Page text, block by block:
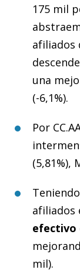
175 mil
afiliados
una
(-6,1%).
Por
(5,81%),
afiliados
efectivo
mil).